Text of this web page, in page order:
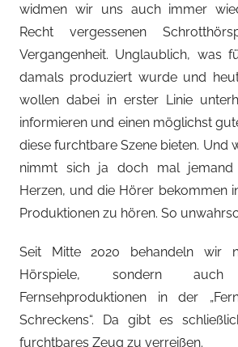
widmen wir uns auch immer
Recht vergessenen
Vergangenheit. Unglaublich, was
damals produziert wurde und
wollen dabei in erster Linie
informieren und einen möglichst
diese furchtbare Szene bieten. Und
nimmt sich ja doch mal jemand
Herzen, und die Hörer bekommen
Produktionen zu hören. So
Seit Mitte 2020 behandeln wir
Hörspiele, sondern
Fernsehproduktionen in der
Schreckens“. Da gibt es
furchtbares Zeug zu verreißen.